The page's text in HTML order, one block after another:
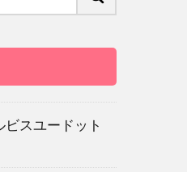
ビスユードット